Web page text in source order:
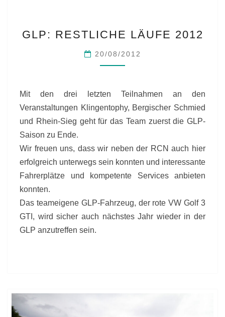
RESTLICHE
LÄUFE
2012
GLP: RESTLICHE LÄUFE 2012
20/08/2012
Mit den drei letzten Teilnahmen an den
Veranstaltungen Klingentophy, Bergischer Schmied
und Rhein-Sieg geht für das Team zuerst die GLP-
Saison zu Ende.
Wir freuen uns, dass wir neben der RCN auch hier
erfolgreich unterwegs sein konnten und interessante
Fahrerplätze und kompetente Services anbieten
konnten.
Das teameigene GLP-Fahrzeug, der rote VW Golf 3
GTI, wird sicher auch nächstes Jahr wieder in der
GLP anzutreffen sein.